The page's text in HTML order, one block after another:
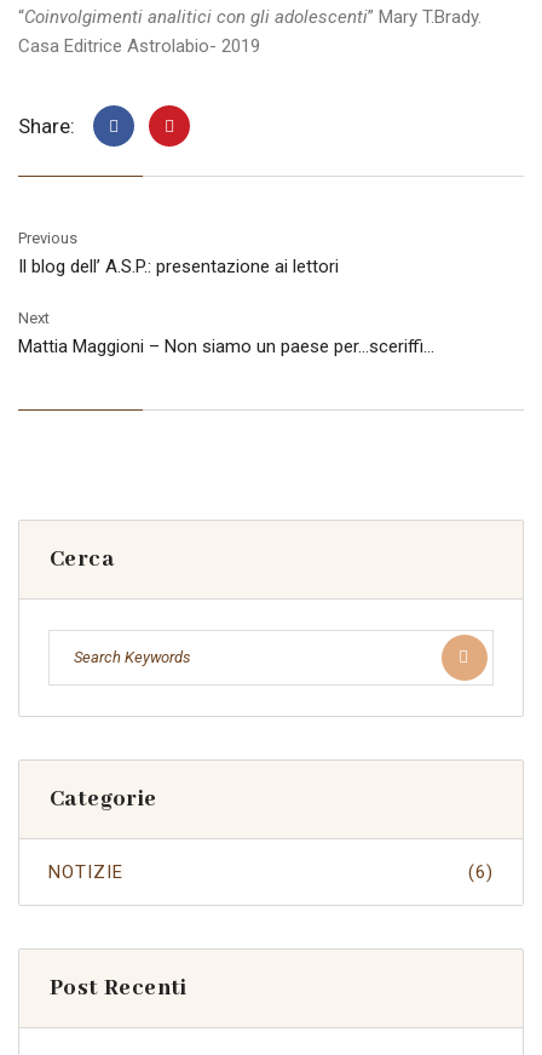
“Coinvolgimenti analitici con gli adolescenti” Mary T.Brady.
Casa Editrice Astrolabio- 2019
Share:
Previous
Il blog dell’ A.S.P.: presentazione ai lettori
Next
Mattia Maggioni – Non siamo un paese per…sceriffi…
Cerca
Categorie
NOTIZIE (6)
Post Recenti